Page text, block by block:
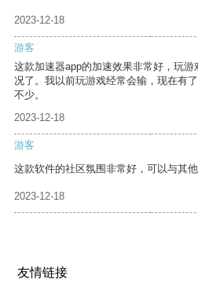
2023-12-18
游客
这款加速器app的加速效果非常好，玩
况了。我以前玩游戏经常会输，现在有
不少。
2023-12-18
游客
这款软件的社区氛围非常好，可以与其他
2023-12-18
友情链接